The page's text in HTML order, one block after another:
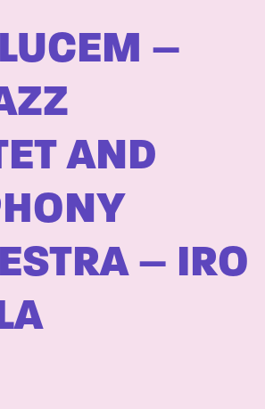
–
AND
– IRO